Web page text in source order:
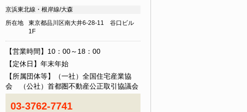
京浜東北線・根岸線/大森
所在地
東京都品川区南大井6-28-11 谷口ビル
1F
【営業時間】10：00～18：00
【定休日】年末年始
【所属団体等】（一社）全国住宅産業協
会 （公社）首都圏不動産公正取引協議会
03-3762-7741